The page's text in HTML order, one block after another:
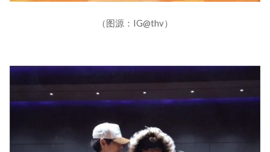
（图源：IG@thv）